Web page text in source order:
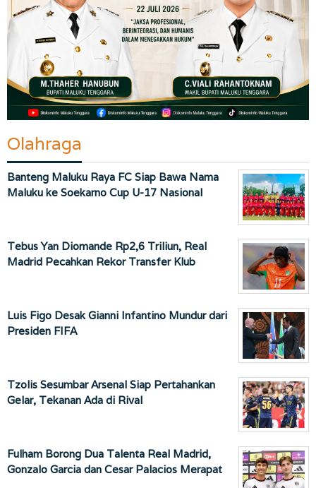
Olahraga
Banteng Maluku Raya FC Siap Bawa Nama
Maluku ke Soekarno Cup U-17 Nasional
Tebus Yan Diomande Rp2,6 Triliun, Real
Madrid Pecahkan Rekor Transfer Klub
Luis Figo Desak Gianni Infantino Mundur dari
Presiden FIFA
Tzolis Sesumbar Arsenal Siap Pertahankan
Gelar, Tekanan Ada di Rival
Fulham Borong Dua Talenta Real Madrid,
Gonzalo Garcia dan Cesar Palacios Merapat